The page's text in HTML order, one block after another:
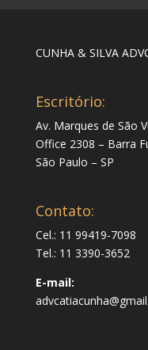
CUNHA & SILVA
Escritório:
Av. Marques de São
Office 2308 – Barra
São Paulo – SP
Contato:
Cel.: 11 99419-7098
Tel.: 11 3390-3652
E-mail: